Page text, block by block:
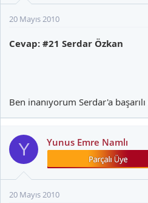
20 Mayıs 2010
Cevap: #21 Serdar Özkan
Ben inanıyorum Serdar'a başarılı
Y Yunus Emre Namlı
20 Mayıs 2010